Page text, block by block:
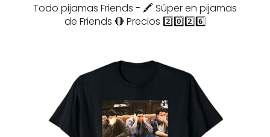
Todo pijamas Friends - 🖍️ Súper en pijamas
de Friends 🔴 Precios 2️⃣0️⃣2️⃣6️⃣